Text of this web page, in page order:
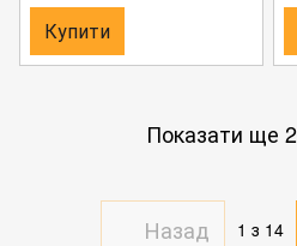
Купити
Показати ще
Назад 1 з 14